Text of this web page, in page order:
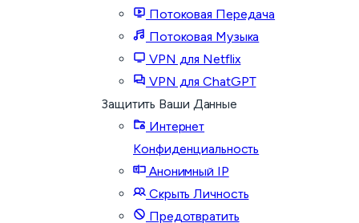
Потоковая Передача
Потоковая Музыка
VPN для Netflix
VPN для ChatGPT
Защитить Ваши Данные
Интернет
Конфиденциальность
Анонимный IP
Скрыть Личность
Предотвратить